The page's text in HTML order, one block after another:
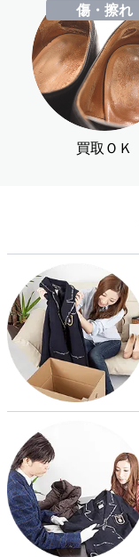
傷・擦れ
買取ＯＫ